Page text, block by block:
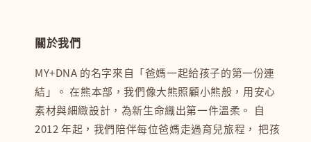
關於我們
MY+DNA 的名字來自「爸媽一起給孩子的第一份連
結」。 在熊本部，我們像大熊照顧小熊般，用安心
素材與細緻設計，為新生命織出第一件溫柔。 自
2012 年起，我們陪伴每位爸媽走過育兒旅程， 把孩